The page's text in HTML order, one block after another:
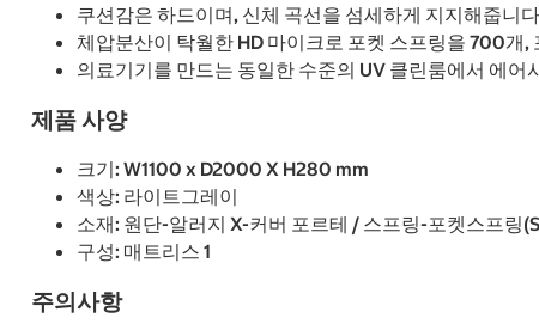
쿠션감은 하드이며, 신체 곡선을 섬세하게 지지해줍니
체압분산이 탁월한 HD 마이크로 포켓 스프링을 700
의료기기를 만드는 동일한 수준의 UV 클린룸에서 에
제품 사양
크기: W1100 x D2000 X H280 mm
색상: 라이트그레이
소재: 원단-알러지 X-커버 포르테 / 스프링-포켓스프링
구성: 매트리스 1
주의사항